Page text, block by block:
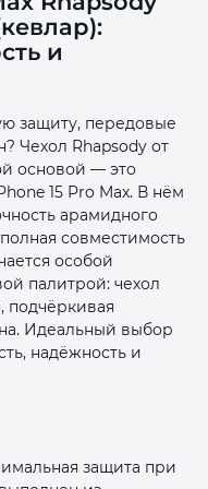
и
защиту, передовые
Чехол Rhapsody от
основой — это
15 Pro Max. В нём
арамидного
совместимость
особой
палитрой: чехол
подчёркивая
Идеальный выбор
надёжность и
защита при
раз в 2 недели